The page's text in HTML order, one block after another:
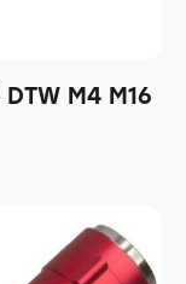
M4 M16